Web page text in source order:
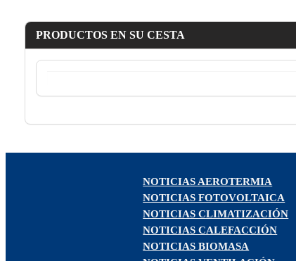
PRODUCTOS EN SU CESTA
NOTICIAS AEROTERMIA
NOTICIAS FOTOVOLTAICA
NOTICIAS CLIMATIZACIÓN
NOTICIAS CALEFACCIÓN
NOTICIAS BIOMASA